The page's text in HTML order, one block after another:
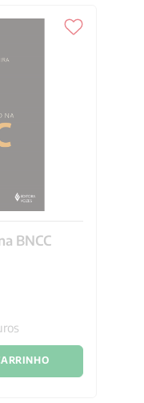
BNCC